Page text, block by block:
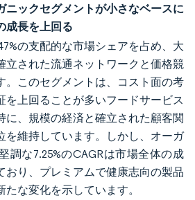
ニックセグメントが小さなベースに
成長を上回る
の支配的な市場シェアを占め、大
立された流通ネットワークと価格競
。このセグメントは、コスト面の考
を上回ることが多いフードサービス
に、規模の経済と確立された顧客関
を維持しています。しかし、オーガ
調な7.25%のCAGRは市場全体の成
おり、プレミアムで健康志向の製品
な変化を示しています。